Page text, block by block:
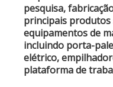
pesquisa,
principais
equipamentos de
incluindo porta-
elétrico,
plataforma de